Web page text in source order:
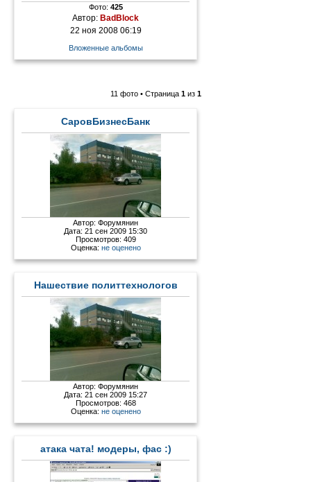
Фото: 425
Автор: BadBlock
22 ноя 2008 06:19
Вложенные альбомы
11 фото • Страница 1из 1
СаровБизнесБанк
Автор:Форумянин
Дата: 21 сен 2009 15:30
Просмотров: 409
Оценка: не оценено
Нашествие политтехнологов
Автор:Форумянин
Дата: 21 сен 2009 15:27
Просмотров: 468
Оценка: не оценено
атака чата! модеры, фас :)